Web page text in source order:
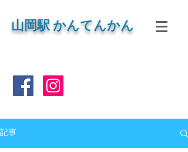
山岡駅 かんてんかん
記事